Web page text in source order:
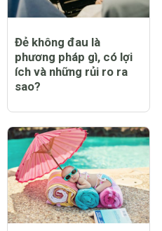
Đẻ không đau là
phương pháp gì, có lợi
ích và những rủi ro ra
sao?